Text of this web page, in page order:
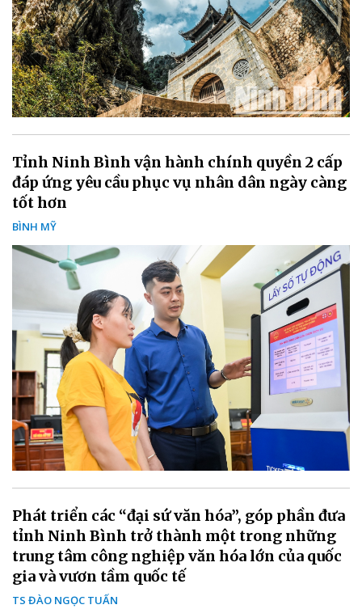
Tỉnh Ninh Bình vận hành chính quyền 2 cấp
đáp ứng yêu cầu phục vụ nhân dân ngày càng
tốt hơn
BÌNH MỸ
Phát triển các “đại sứ văn hóa”, góp phần đưa
tỉnh Ninh Bình trở thành một trong những
trung tâm công nghiệp văn hóa lớn của quốc
gia và vươn tầm quốc tế
TS ĐÀO NGỌC TUẤN